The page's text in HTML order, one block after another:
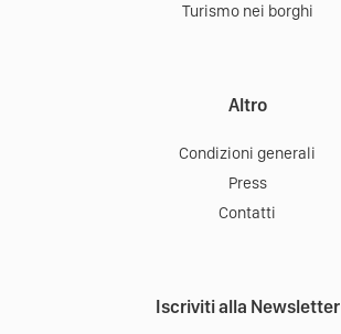
Turismo nei borghi
Altro
Condizioni generali
Press
Contatti
Iscriviti alla Newsletter